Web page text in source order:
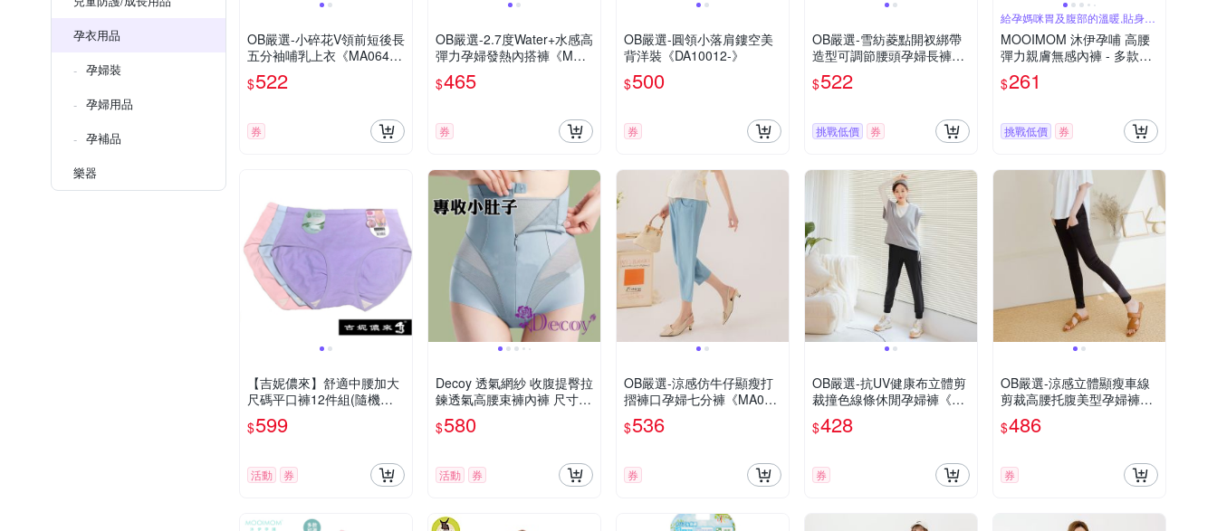
孕衣用品
孕婦裝
孕婦用品
孕補品
樂器
OB嚴選-小碎花V領前短後長
五分袖哺乳上衣《MA064
7》
$522
券
OB嚴選-2.7度Water+水感高
彈力孕婦發熱內搭褲《MA0
561-》
$465
券
OB嚴選-圓領小落肩鏤空美
背洋裝《DA10012-》
$500
券
OB嚴選-雪紡菱點開衩綁帶
造型可調節腰頭孕婦長褲
《MA0633》
$522
挑戰低價 券
給孕媽咪胃及腹部的溫暖,貼身自
在無束縛
MOOIMOM 沐伊孕哺 高腰
彈力親膚無感內褲 - 多款可
選
$261
挑戰低價 券
【吉妮儂來】舒適中腰加大
尺碼平口褲12件組(隨機取
色 L~XXL) 201
$599
活動 券
Decoy 透氣網紗 收腹提臀拉
鍊透氣高腰束褲內褲 尺寸可
選
$580
活動 券
OB嚴選-涼感仿牛仔顯瘦打
摺褲口孕婦七分褲《MA061
4-》
$536
券
OB嚴選-抗UV健康布立體剪
裁撞色線條休閒孕婦褲《M
A0501-》
$428
券
OB嚴選-涼感立體顯瘦車線
剪裁高腰托腹美型孕婦褲
《MA0482-》
$486
券